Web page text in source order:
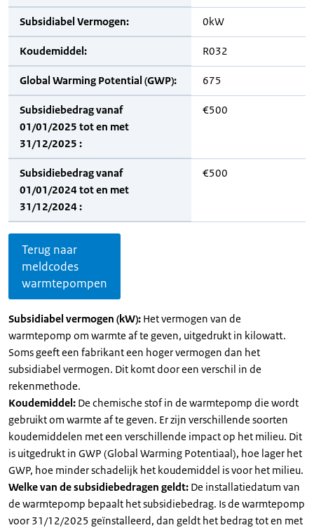
Subsidiabel Vermogen: 0kW
Koudemiddel: R032
Global Warming Potential (GWP): 675
Subsidiebedrag vanaf
01/01/2025 tot en met
31/12/2025 :
€500
Subsidiebedrag vanaf
01/01/2024 tot en met
31/12/2024 :
€500
Terug naar
meldcodes
warmtepompen
Subsidiabel vermogen (kW): Het vermogen van de
warmtepomp om warmte af te geven, uitgedrukt in kilowatt.
Soms geeft een fabrikant een hoger vermogen dan het
subsidiabel vermogen. Dit komt door een verschil in de
rekenmethode.
Koudemiddel: De chemische stof in de warmtepomp die wordt
gebruikt om warmte af te geven. Er zijn verschillende soorten
koudemiddelen met een verschillende impact op het milieu. Dit
is uitgedrukt in GWP (Global Warming Potentiaal), hoe lager het
GWP, hoe minder schadelijk het koudemiddel is voor het milieu.
Welke van de subsidiebedragen geldt: De installatiedatum van
de warmtepomp bepaalt het subsidiebedrag. Is de warmtepomp
voor 31/12/2025 geïnstalleerd, dan geldt het bedrag tot en met